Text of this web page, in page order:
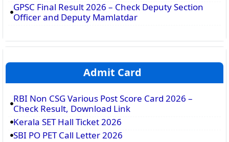
GPSC Final Result 2026 – Check Deputy Section
Officer and Deputy Mamlatdar
Admit Card
RBI Non CSG Various Post Score Card 2026 –
Check Result, Download Link
Kerala SET Hall Ticket 2026
SBI PO PET Call Letter 2026